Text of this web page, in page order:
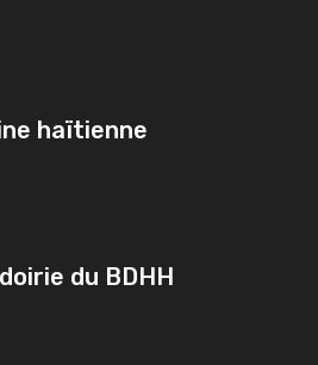
haïtienne
du BDHH